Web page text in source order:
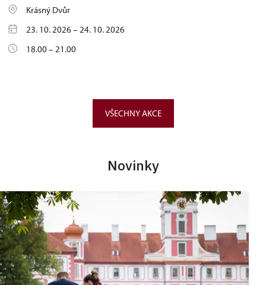
Krásný Dvůr
23. 10. 2026 – 24. 10. 2026
18.00 – 21.00
VŠECHNY AKCE
Novinky